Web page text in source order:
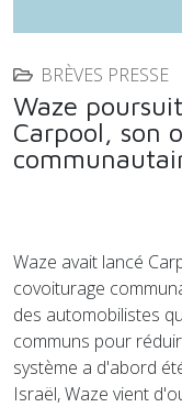
BRÈVES PRESSE
Waze
Carpool, son
Waze avait lancé
covoiturage
des automobilistes
communs pour
système a d'abord
Israël, Waze vient